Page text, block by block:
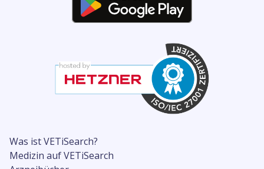
Was ist VETiSearch?
Medizin auf VETiSearch